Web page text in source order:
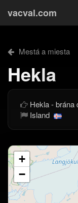
vacval.com
Mestá a miesta
Hekla
Hekla - brána
Island
+
−